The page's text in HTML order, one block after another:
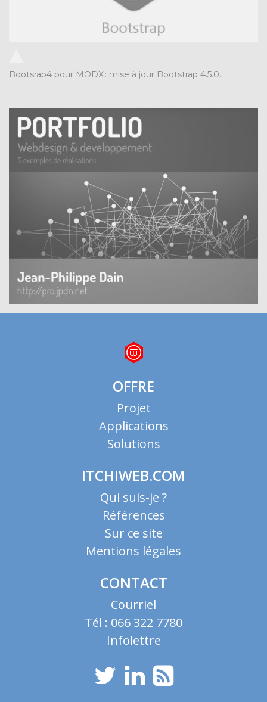
Bootsrap4 pour MODX: mise à jour Bootstrap 4.5.0.
OFFRE
Projet
Applications
Solutions
ITCHIWEB.COM
Qui suis-je ?
Références
Sur ce site
Mentions légales
CONTACT
Courriel
Tél : 066 322 7780
Infolettre